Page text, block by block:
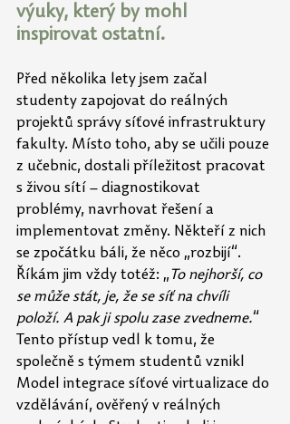
výuky, který by mohl
inspirovat ostatní.
Před několika lety jsem začal
studenty zapojovat do reálných
projektů správy síťové infrastruktury
fakulty. Místo toho, aby se učili pouze
z učebnic, dostali příležitost pracovat
s živou sítí – diagnostikovat
problémy, navrhovat řešení a
implementovat změny. Někteří z nich
se zpočátku báli, že něco „rozbijí“.
Říkám jim vždy totéž: „ To nejhorší, co
se může stát, je, že se síť na chvíli
položí. A pak ji spolu zase zvedneme.“
Tento přístup vedl k tomu, že
společně s týmem studentů vznikl
Model integrace síťové virtualizace do
vzdělávání, ověřený v reálných